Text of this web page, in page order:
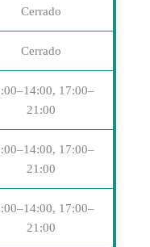
Cerrado
Cerrado
17:00–
21:00
17:00–
21:00
17:00–
21:00